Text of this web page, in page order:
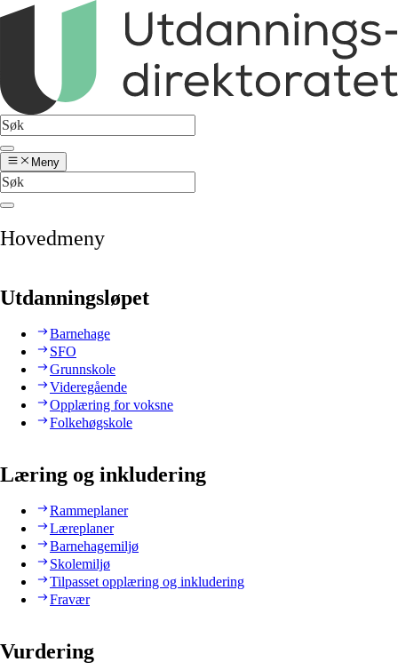
Meny
Hovedmeny
Utdanningsløpet
Barnehage
SFO
Grunnskole
Videregående
Opplæring for voksne
Folkehøgskole
Læring og inkludering
Rammeplaner
Læreplaner
Barnehagemiljø
Skolemiljø
Tilpasset opplæring og inkludering
Fravær
Vurdering